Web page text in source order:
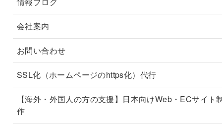
会社案内
お問い合わせ
SSL化（ホームページのhttps化）代行
【海外・外国人の方の支援】日本向けWeb・ECサイト
作